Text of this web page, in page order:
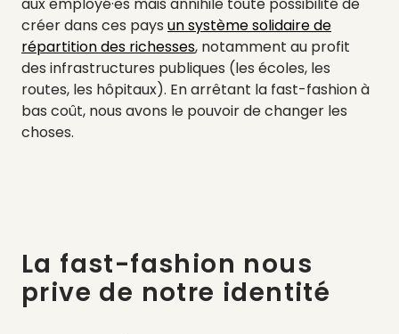
créer dans ces pays un système solidaire de
répartition des richesses, notamment au profit
des infrastructures publiques (les écoles, les
routes, les hôpitaux). En arrêtant la fast-fashion à
bas coût, nous avons le pouvoir de changer les
choses.
La fast-fashion nous
prive de notre identité